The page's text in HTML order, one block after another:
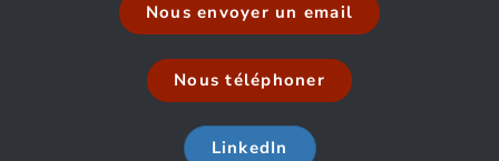
Nous envoyer un email
Nous téléphoner
LinkedIn